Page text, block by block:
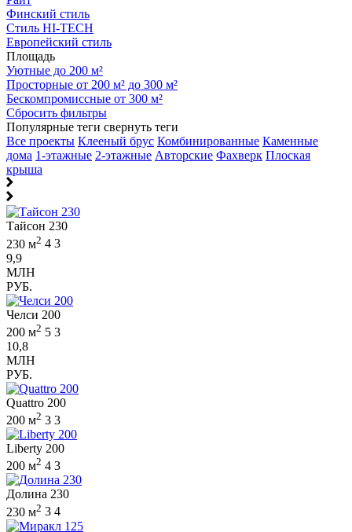
Финский стиль
Стиль HI-TECH
Европейский стиль
Площадь
Уютные до 200 м²
Просторные от 200 м² до 300 м²
Бескомпромиссные от 300 м²
Сбросить фильтры
Популярные теги свернуть теги
Все проекты Клееный брус Комбинированные Каменные
дома 1-этажные 2-этажные Авторские Фахверк Плоская
крыша
Тайсон 230
230 м2 4 3
9,9
МЛН
РУБ.
Челси 200
200 м2 5 3
10,8
МЛН
РУБ.
Quattro 200
200 м2 3 3
Liberty 200
200 м2 4 3
Долина 230
230 м2 3 4